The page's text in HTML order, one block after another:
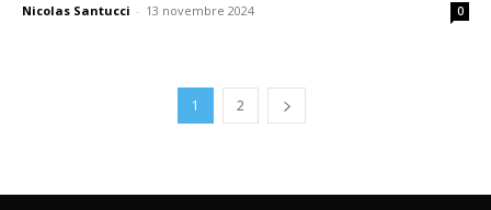
Nicolas Santucci - 13 novembre 2024 0
1 2